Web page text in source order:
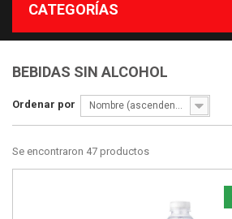
CATEGORÍAS
BEBIDAS SIN ALCOHOL
Ordenar por Nombre (ascendente)
Se encontraron 47 productos